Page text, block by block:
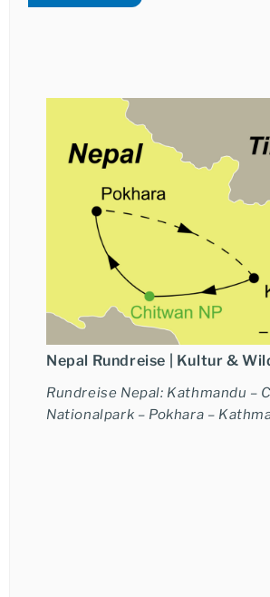
Nepal Rundreise | Kultur &
Rundreise Nepal: Kathmandu –
Nationalpark – Pokhara –
Ich möchte eine telefonische
★★★ ★★★★ ★★★★★
Tina Giebels
+49-6021-